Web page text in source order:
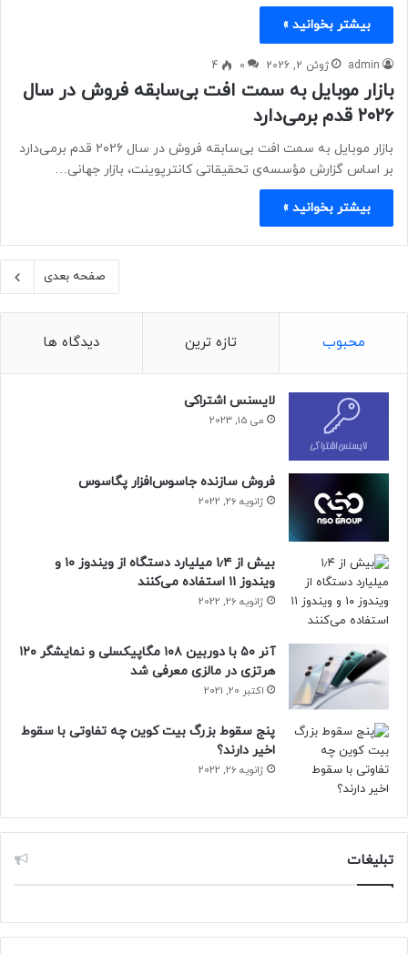
بیشتر بخوانید »
admin ژوئن 2, 2026 0
4
بازار موبایل به سمت افت بی‌سابقه فروش در سال
۲۰۲۶ قدم برمی‌دارد
بازار موبایل به سمت افت بی‌سابقه فروش در سال ۲۰۲۶ قدم برمی‌دارد
بر اساس گزارش مؤسسه‌ی تحقیقاتی کانترپوینت، بازار جهانی…
بیشتر بخوانید »
صفحه بعدی
محبوب تازه ترین دیدگاه ها
لایسنس اشتراکی
می 15, 2023
فروش سازنده جاسوس‌افزار پگاسوس
ژانویه 26, 2022
بیش از ۱٫۴ میلیارد دستگاه از ویندوز ۱۰ و
ویندوز ۱۱ استفاده می‌کنند
ژانویه 26, 2022
آنر ۵۰ با دوربین ۱۰۸ مگاپیکسلی و نمایشگر ۱۲۰
هرتزی در مالزی معرفی شد
اکتبر 20, 2021
پنج سقوط بزرگ بیت کوین چه تفاوتی با سقوط
اخیر دارند؟
ژانویه 26, 2022
تبلیغات